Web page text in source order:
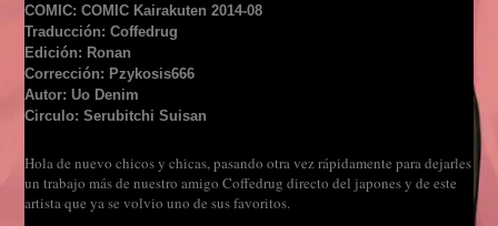
COMIC: COMIC Kairakuten 2014-08
Traducción: Coffedrug
Edición: Ronan
Corrección: Pzykosis666
Autor: Uo Denim
Circulo: Serubitchi Suisan
Hola de nuevo chicos y chicas, pasando otra vez rápidamente para dejarles
un trabajo más de nuestro amigo Coffedrug directo del japones y de este
artista que ya se volvio uno de sus favoritos.